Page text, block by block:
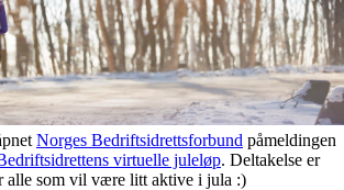
Norges Bedriftsidrettsforbund påmeldingen
virtuelle juleløp. Deltakelse er
alle som vil være litt aktive i jula :)